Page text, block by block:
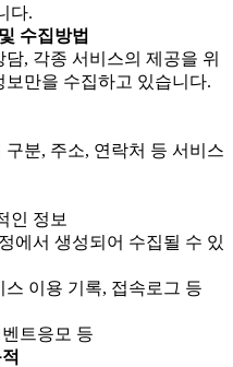
다.
수집방법
, 각종 서비스의 제공을 위
만을 수집하고 있습니다.
분, 주소, 연락처 등 서비스
인 정보
에서 생성되어 수집될 수 있
스 이용 기록, 접속로그 등
트응모 등